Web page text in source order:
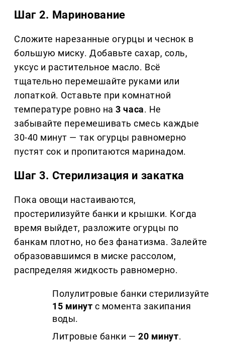
Шаг 2. Маринование
Сложите нарезанные огурцы и чеснок в
большую миску. Добавьте сахар, соль,
уксус и растительное масло. Всё
тщательно перемешайте руками или
лопаткой. Оставьте при комнатной
температуре ровно на3 часа. Не
забывайте перемешивать смесь каждые
30-40 минут — так огурцы равномерно
пустят сок и пропитаются маринадом.
Шаг 3. Стерилизация и закатка
Пока овощи настаиваются,
простерилизуйте банки и крышки. Когда
время выйдет, разложите огурцы по
банкам плотно, но без фанатизма. Залейте
образовавшимся в миске рассолом,
распределяя жидкость равномерно.
Полулитровые банки стерилизуйте
15 минут с момента закипания
воды.
Литровые банки —20 минут.